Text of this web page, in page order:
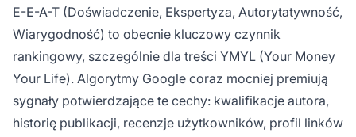
E-E-A-T (Doświadczenie, Ekspertyza, Autorytatywność,
Wiarygodność) to obecnie kluczowy czynnik
rankingowy, szczególnie dla treści YMYL (Your Money
Your Life). Algorytmy Google coraz mocniej premiują
sygnały potwierdzające te cechy: kwalifikacje autora,
historię publikacji, recenzje użytkowników, profil linków